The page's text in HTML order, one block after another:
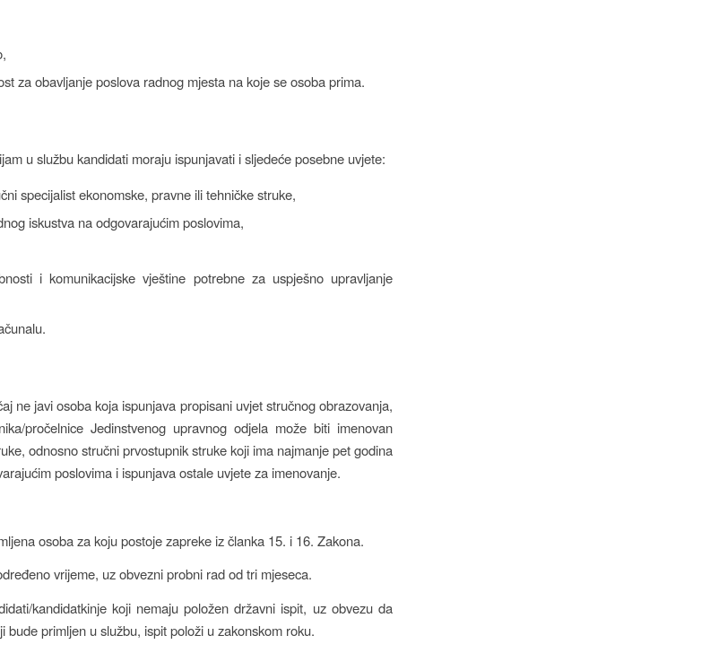
za obavljanje poslova radnog mjesta na koje se osoba prima.
u službu kandidati moraju ispunjavati i sljedeće posebne uvjete:
specijalist ekonomske, pravne ili tehničke struke,
iskustva na odgovarajućim poslovima,
i komunikacijske vještine potrebne za uspješno upravljanje
ne javi osoba koja ispunjava propisani uvjet stručnog obrazovanja,
pročelnice Jedinstvenog upravnog odjela može biti imenovan
odnosno stručni prvostupnik struke koji ima najmanje pet godina
poslovima i ispunjava ostale uvjete za imenovanje.
osoba za koju postoje zapreke iz članka 15. i 16. Zakona.
vrijeme, uz obvezni probni rad od tri mjeseca.
kandidatkinje koji nemaju položen državni ispit, uz obvezu da
bude primljen u službu, ispit položi u zakonskom roku.